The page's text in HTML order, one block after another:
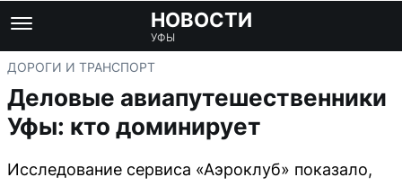
НОВОСТИ
УФЫ
ДОРОГИ И ТРАНСПОРТ
Деловые авиапутешественники
Уфы: кто доминирует
Исследование сервиса «Аэроклуб» показало,